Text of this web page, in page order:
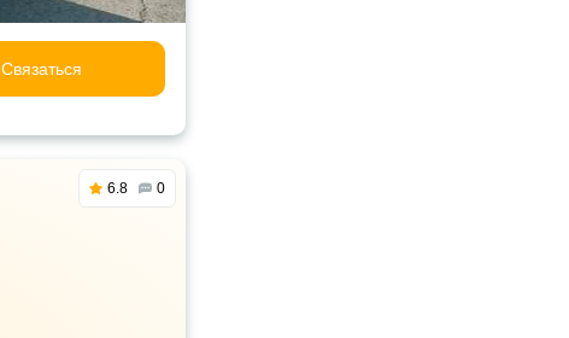
Связаться
6.8 0